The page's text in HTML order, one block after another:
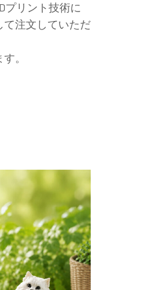
プリント技術に
て注文していただ
。